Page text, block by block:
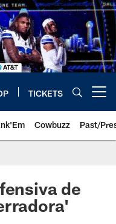
TICKETS
Cowbuzz Past/
de